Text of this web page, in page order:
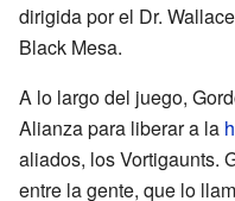
dirigida por el Dr.
Black Mesa.
A lo largo del juego,
Alianza para liberar a la
aliados, los Vortigaunts.
entre la gente, que lo